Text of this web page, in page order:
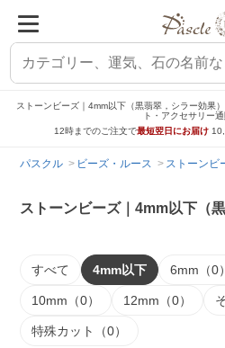
ストーンビーズ｜4mm以下（黒翡翠，シラー効果
ト・アクセサリー
12時までのご注文で最短翌日にお届け
パスクル ビーズ・ルース ストーンビ
ストーンビーズ｜4mm以下（
すべて 4mm以下 6mm（0）
10mm（0） 12mm（0）
特殊カット（0）